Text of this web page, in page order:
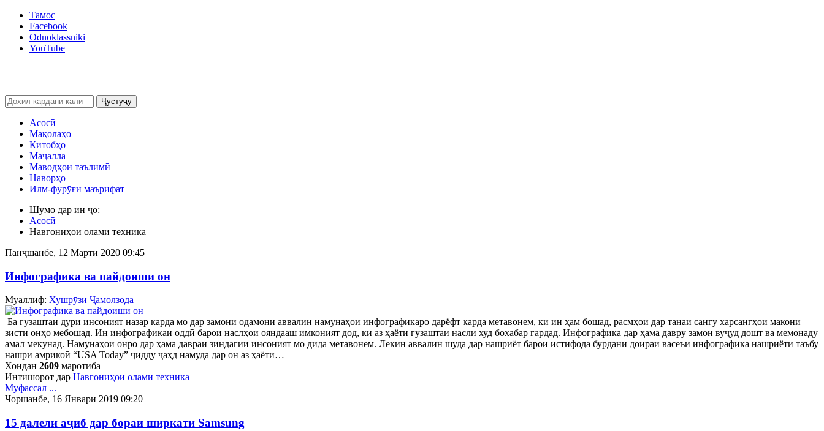
Тамос
Facebook
Odnoklassniki
YouTube
Ҷустуҷӯ
Асосӣ
Мақолаҳо
Китобҳо
Маҷалла
Маводҳои таълимӣ
Наворҳо
Илм-фурӯғи маърифат
Шумо дар ин ҷо:
Асосӣ
Навгониҳои олами техника
Панҷшанбе, 12 Марти 2020 09:45
Инфографика ва пайдоиши он
Муаллиф: Хушрӯзи Ҷамолзода
Ба гузаштаи дури инсоният назар карда мо дар замони одамони аввалин намунаҳои инфографикаро дарёфт карда метавонем, ки ин ҳам бошад, расмҳои дар танаи сангу харсангҳои макони
зисти онҳо мебошад. Ин инфографикаи оддӣ барои наслҳои ояндааш имконият дод, ки аз ҳаёти гузаштаи насли худ бохабар гардад. Инфографика дар ҳама давру замон вуҷуд дошт ва мемонаду
амал мекунад. Намунаҳои онро дар ҳама давраи зиндагии инсоният мо дида метавонем. Лекин аввалин шуда дар нашриёт барои истифода бурдани доираи васеъи инфографика нашриёти таъбу
нашри амрикоӣ “USA Today” ҷидду ҷаҳд намуда дар он аз ҳаёти…
Хондан 2609 маротиба
Интишорот дар Навгониҳои олами техника
Муфассал ...
Чоршанбе, 16 Январи 2019 09:20
15 далели аҷиб дар бораи ширкати Samsung